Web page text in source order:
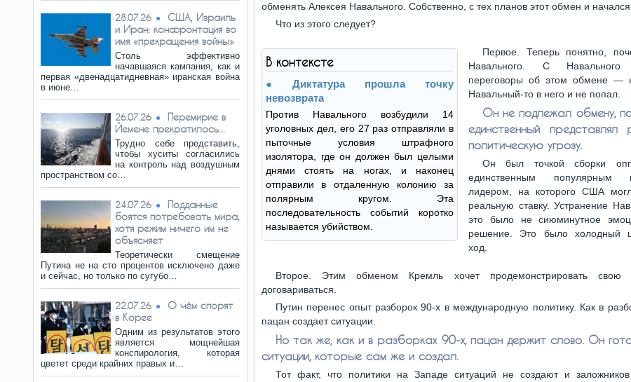
28.07.26
США, Израиль
и Иран: конфронтация во
имя «прекращения войны»
Столь эффективно
начавшаяся кампания, как и
первая «двенадцатидневная» иранская война
в июне…
26.07.26
Перемирие в
Йемене прекратилось...
Трудно себе представить,
чтобы хуситы согласились
на контроль над воздушным
пространством со…
24.07.26
Подданные
боятся потребовать мира,
хотя режим ничего им не
объясняет
Теоретически смещение
Путина не на сто процентов исключено даже
и сейчас, но только по сугубо…
22.07.26
О чём спорят
в Корее
Одним из результатов этого
является мощнейшая
конспирология, которая
цветет среди крайних правых и…
обменять Алексея Навального. Собственно, с тех планов этот обмен и начался.
Что из этого следует?
В контексте
Диктатура прошла точку
невозврата
Против Навального возбудили 14
уголовных дел, его 27 раз отправляли в
пыточные условия штрафного
изолятора, где он должен был целыми
днями стоять на ногах, и наконец
отправили в отдаленную колонию за
полярным кругом. Эта
последовательность событий коротко
называется убийством.
Первое. Теперь понятно,
Навального. С Навального
переговоры об этом обмене —
Навальный-то в него и не попал.
Он не подлежал обмену,
единственный представлял
политическую угрозу.
Он был точкой сборки
единственным популярным
лидером, на которого США
реальную ставку. Устранение
это было не сиюминутное
решение. Это было холодный
ход.
Второе. Этим обменом Кремль хочет продемонстрировать свою
договариваться.
Путин перенес опыт разборок 90-х в международную политику. Как в
пацан создает ситуации.
Но так же, как и в разборках 90-х, пацан держит слово. Он
ситуации, которые сам же и создал.
Тот факт, что политики на Западе ситуаций не создают и